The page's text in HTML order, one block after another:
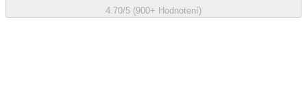
4.70/5 (900+ Hodnotení)